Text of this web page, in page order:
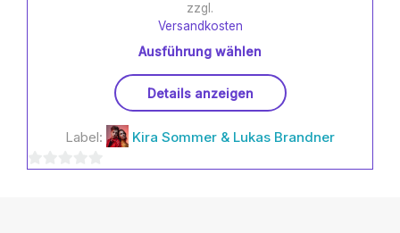
zzgl.
Versandkosten
Ausführung wählen
Produkt
mehrere
Details anzeigen
Label: Kira Sommer & Lukas Brandner